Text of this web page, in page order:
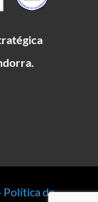
Política de